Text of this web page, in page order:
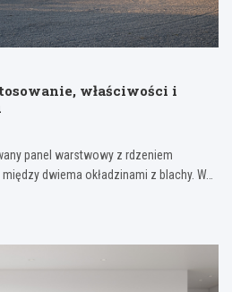
właściwości i
panel warstwowy z rdzeniem
dwiema okładzinami z blachy. W…